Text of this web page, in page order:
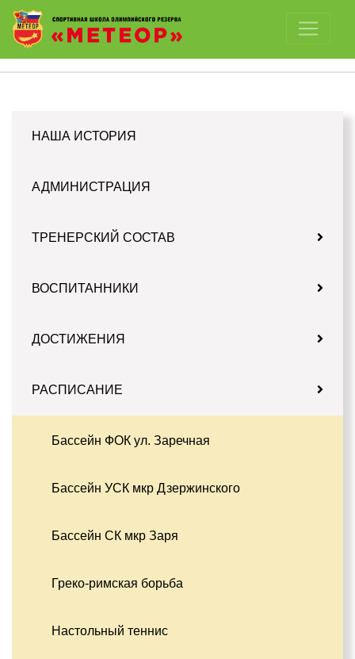
Отключить картинки
НАША ИСТОРИЯ
АДМИНИСТРАЦИЯ
ТРЕНЕРСКИЙ СОСТАВ
ВОСПИТАННИКИ
ДОСТИЖЕНИЯ
РАСПИСАНИЕ
Бассейн ФОК ул. Заречная
Бассейн УСК мкр Дзержинского
Бассейн СК мкр Заря
Греко-римская борьба
Настольный теннис